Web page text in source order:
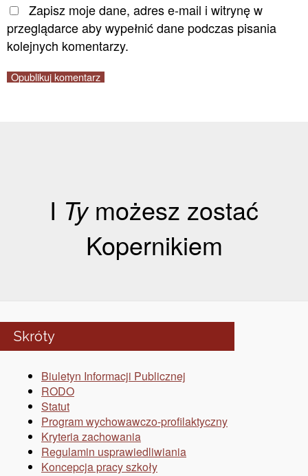
Zapisz moje dane, adres e-mail i witrynę w
przeglądarce aby wypełnić dane podczas pisania
kolejnych komentarzy.
I Tymożesz zostać
Kopernikiem
Skróty
Biuletyn Informacji Publicznej
RODO
Statut
Program wychowawczo-profilaktyczny
Kryteria zachowania
Regulamin usprawiedliwiania
Koncepcja pracy szkoły